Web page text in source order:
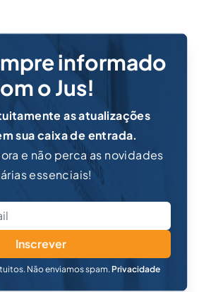
informado
o Jus!
as atualizações
sua caixa de entrada.
e não perca as novidades
essenciais!
Inscrever
Não enviamos spam. Privacidade